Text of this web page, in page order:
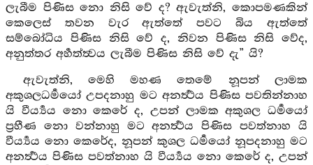
ලැබීම පිණිස නො නිසි වේ ද? ඇවැත්නි, කොපමණකින්
කෙලෙස් තවන වැර ඇත්තේ පවට බිය ඇත්තේ
සම්බෝධිය පිණිස නිසි වේ ද, නිවන පිණිස නිසි වේද,
අනුත්තර අර්‍හත්ත්‍වය ලැබීම පිණිස නිසි වේ දැ” යි?
ඇවැත්නි, මෙහි මහණ තෙමේ නූපන් ලාමක
අකුශලධර්‍මයෝ උපදනාහු මට අනර්‍ත්‍ථය පිණිස පවතින්නාහ
යි වීර්‍ය්‍යය නො කෙරේ ද, උපන් ලාමක අකුශල ධර්‍මයෝ
ප්‍රහීණ නො වන්නාහු මට අනර්‍ත්‍ථය පිණිස පවත්නාහ යි
වීර්‍ය්‍යය නො කෙරේද, නූපන් කුශල ධර්‍මයෝ නූපදනාහු මට
අනර්‍ත්‍ථය පිණිස පවත්නාහ යි වීර්‍ය්‍යය නො කෙරේ ද, උපන්